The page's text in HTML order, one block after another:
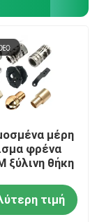
μέρη
φρένα
ξύλινη θήκη
τιμή